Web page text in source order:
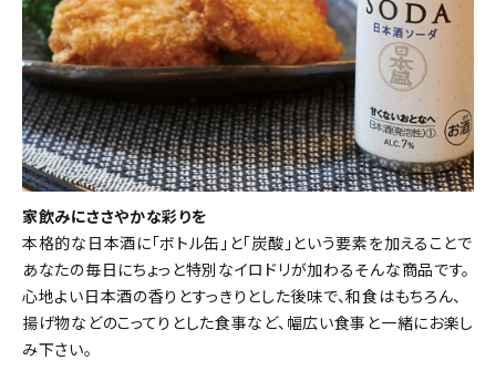
家飲みにささやかな彩りを
本格的な日本酒に「ボトル缶」と「炭酸」という要素を加えることで
あなたの毎日にちょっと特別なイロドリが加わるそんな商品です。
心地よい日本酒の香りとすっきりとした後味で、和食はもちろん、
揚げ物などのこってりとした食事など、幅広い食事と一緒にお楽し
み下さい。